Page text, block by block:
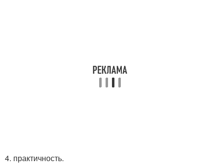
4. практичность.